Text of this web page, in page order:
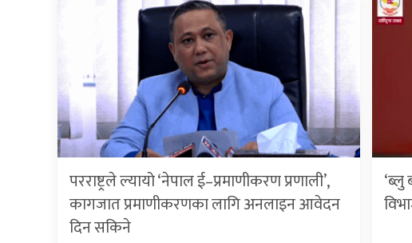
परराष्ट्रले ल्यायो ‘नेपाल ई–प्रमाणीकरण प्रणाली’,
कागजात प्रमाणीकरणका लागि अनलाइन आवेदन
दिन सकिने